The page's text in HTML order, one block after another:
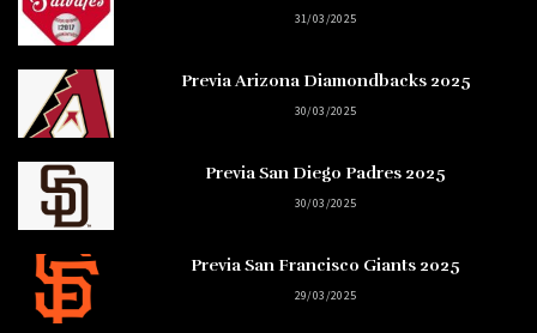
31/03/2025
Previa Arizona Diamondbacks 2025
30/03/2025
Previa San Diego Padres 2025
30/03/2025
Previa San Francisco Giants 2025
29/03/2025